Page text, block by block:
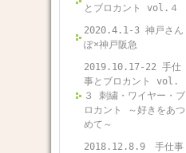
とブロカント vol.４
2020.4.1-3 神戸さん
ぽ×神戸阪急
2019.10.17-22 手仕
事とブロカント vol.
３ 刺繍・ワイヤー・ブ
ロカント ～好きをあつ
めて～
2018.12.8.9 手仕事